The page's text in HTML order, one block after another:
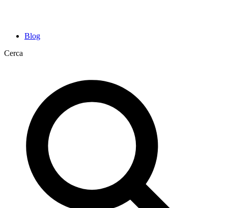
Blog
Cerca